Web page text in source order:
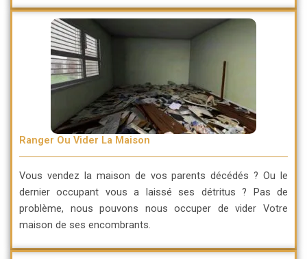
Ranger Ou Vider La Maison
Vous vendez la maison de vos parents décédés ? Ou le
dernier occupant vous a laissé ses détritus ? Pas de
problème, nous pouvons nous occuper de vider Votre
maison de ses encombrants.